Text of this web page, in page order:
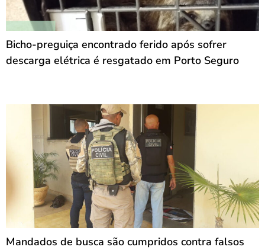
Bicho-preguiça encontrado ferido após sofrer
descarga elétrica é resgatado em Porto Seguro
Mandados de busca são cumpridos contra falsos